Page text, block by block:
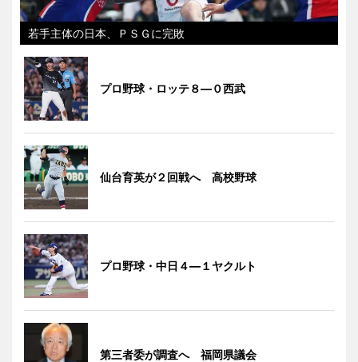
若手主体の日本、ＰＳＧに完敗
プロ野球・ロッテ８―０西武
仙台育英が２回戦へ 高校野球
プロ野球・中日４―１ヤクルト
第三者委が調査へ 福岡県議会